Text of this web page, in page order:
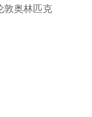
敦奥林匹克